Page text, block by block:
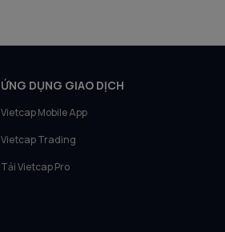
ỨNG DỤNG GIAO DỊCH
Vietcap Mobile App
Vietcap Trading
Tải Vietcap Pro